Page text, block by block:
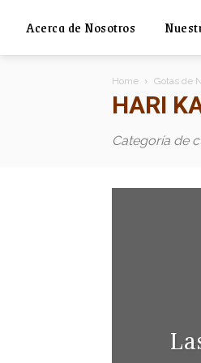
Acerca de Nosotros
Home Gotas de
HARI
Categoría de